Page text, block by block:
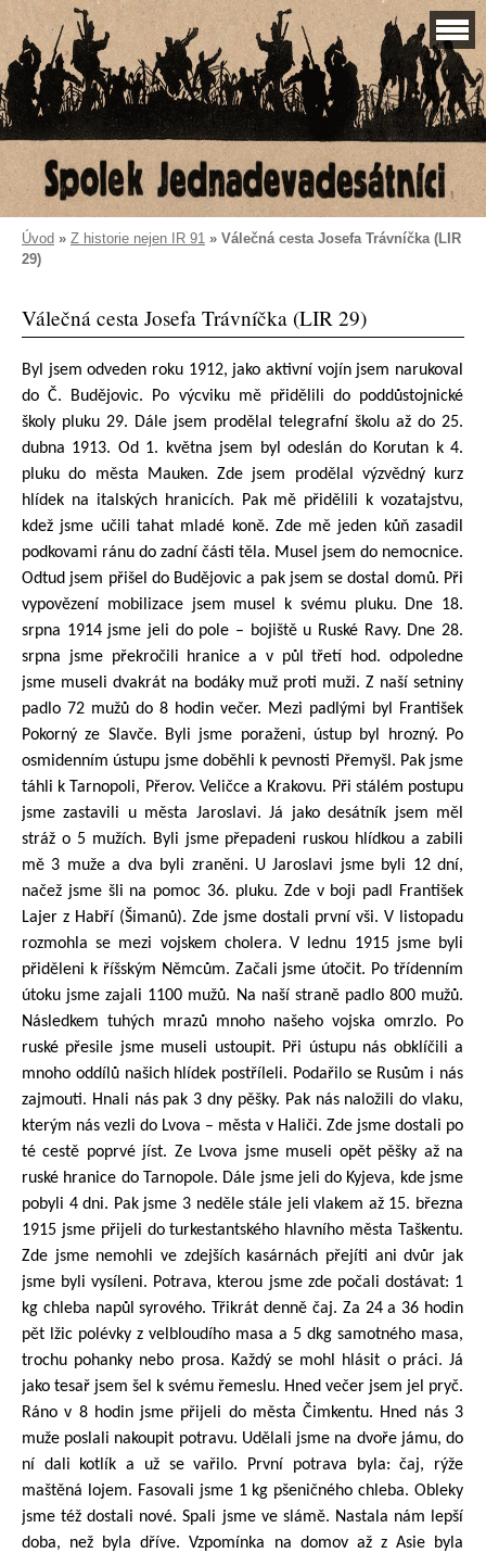
Úvod » Z historie nejen IR 91 » Válečná cesta Josefa Trávníčka (LIR
29)
Válečná cesta Josefa Trávníčka (LIR 29)
Byl jsem odveden roku 1912, jako aktivní vojín jsem narukoval
do Č. Budějovic. Po výcviku mě přidělili do poddůstojnické
školy pluku 29. Dále jsem prodělal telegrafní školu až do 25.
dubna 1913. Od 1. května jsem byl odeslán do Korutan k 4.
pluku do města Mauken. Zde jsem prodělal výzvědný kurz
hlídek na italských hranicích. Pak mě přidělili k vozatajstvu,
kdež jsme učili tahat mladé koně. Zde mě jeden kůň zasadil
podkovami ránu do zadní části těla. Musel jsem do nemocnice.
Odtud jsem přišel do Budějovic a pak jsem se dostal domů. Při
vypovězení mobilizace jsem musel k svému pluku. Dne 18.
srpna 1914 jsme jeli do pole – bojiště u Ruské Ravy. Dne 28.
srpna jsme překročili hranice a v půl třetí hod. odpoledne
jsme museli dvakrát na bodáky muž proti muži. Z naší setniny
padlo 72 mužů do 8 hodin večer. Mezi padlými byl František
Pokorný ze Slavče. Byli jsme poraženi, ústup byl hrozný. Po
osmidenním ústupu jsme doběhli k pevnosti Přemyšl. Pak jsme
táhli k Tarnopoli, Přerov. Veličce a Krakovu. Při stálém postupu
jsme zastavili u města Jaroslavi. Já jako desátník jsem měl
stráž o 5 mužích. Byli jsme přepadeni ruskou hlídkou a zabili
mě 3 muže a dva byli zraněni. U Jaroslavi jsme byli 12 dní,
načež jsme šli na pomoc 36. pluku. Zde v boji padl František
Lajer z Habří (Šimanů). Zde jsme dostali první vši. V listopadu
rozmohla se mezi vojskem cholera. V lednu 1915 jsme byli
přiděleni k říšským Němcům. Začali jsme útočit. Po třídenním
útoku jsme zajali 1100 mužů. Na naší straně padlo 800 mužů.
Následkem tuhých mrazů mnoho našeho vojska omrzlo. Po
ruské přesile jsme museli ustoupit. Při ústupu nás obklíčili a
mnoho oddílů našich hlídek postříleli. Podařilo se Rusům i nás
zajmouti. Hnali nás pak 3 dny pěšky. Pak nás naložili do vlaku,
kterým nás vezli do Lvova – města v Haliči. Zde jsme dostali po
té cestě poprvé jíst. Ze Lvova jsme museli opět pěšky až na
ruské hranice do Tarnopole. Dále jsme jeli do Kyjeva, kde jsme
pobyli 4 dni. Pak jsme 3 neděle stále jeli vlakem až 15. března
1915 jsme přijeli do turkestantského hlavního města Taškentu.
Zde jsme nemohli ve zdejších kasárnách přejíti ani dvůr jak
jsme byli vysíleni. Potrava, kterou jsme zde počali dostávat: 1
kg chleba napůl syrového. Třikrát denně čaj. Za 24 a 36 hodin
pět lžic polévky z velbloudího masa a 5 dkg samotného masa,
trochu pohanky nebo prosa. Každý se mohl hlásit o práci. Já
jako tesař jsem šel k svému řemeslu. Hned večer jsem jel pryč.
Ráno v 8 hodin jsme přijeli do města Čimkentu. Hned nás 3
muže poslali nakoupit potravu. Udělali jsme na dvoře jámu, do
ní dali kotlík a už se vařilo. První potrava byla: čaj, rýže
maštěná lojem. Fasovali jsme 1 kg pšeničného chleba. Obleky
jsme též dostali nové. Spali jsme ve slámě. Nastala nám lepší
doba, než byla dříve. Vzpomínka na domov až z Asie byla